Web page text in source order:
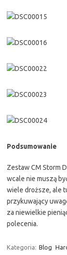
Podsumowanie
Zestaw CM Storm
wcale nie muszą
wiele droższe, ale
przykuwający
za niewielkie
polecenia.
Kategoria: Blog